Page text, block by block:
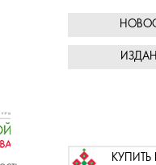
КУПИТЬ